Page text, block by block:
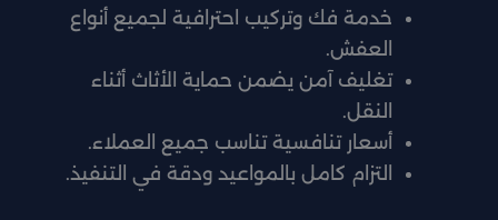
خدمة فك وتركيب احترافية لجميع أنواع
العفش.
تغليف آمن يضمن حماية الأثاث أثناء
النقل.
أسعار تنافسية تناسب جميع العملاء.
التزام كامل بالمواعيد ودقة في التنفيذ.